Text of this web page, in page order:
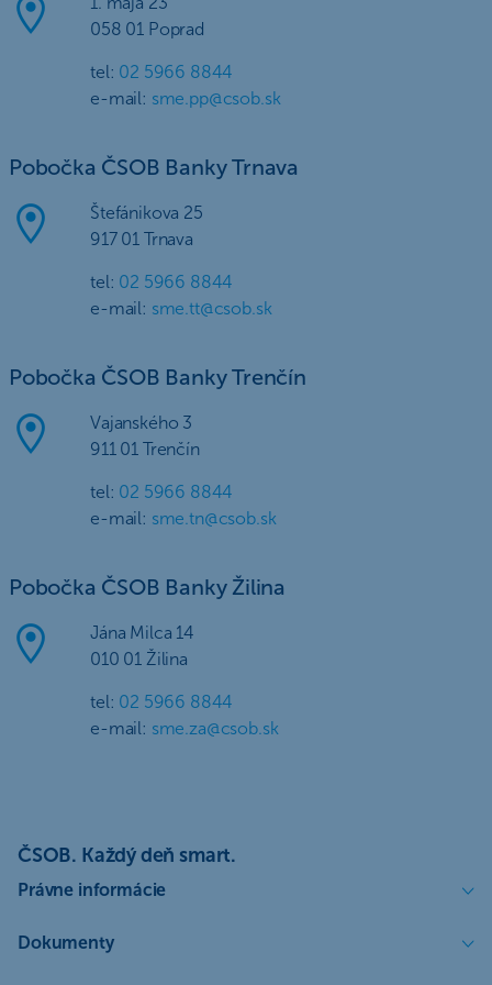
058 01 Poprad
tel: 02 5966 8844
e-mail: sme.pp@csob.sk
Pobočka ČSOB Banky Trnava
Štefánikova 25
917 01 Trnava
tel: 02 5966 8844
e-mail: sme.tt@csob.sk
Pobočka ČSOB Banky Trenčín
Vajanského 3
911 01 Trenčín
tel: 02 5966 8844
e-mail: sme.tn@csob.sk
Pobočka ČSOB Banky Žilina
Jána Milca 14
010 01 Žilina
tel: 02 5966 8844
e-mail: sme.za@csob.sk
ČSOB. Každý deň smart.
Právne informácie
Dokumenty